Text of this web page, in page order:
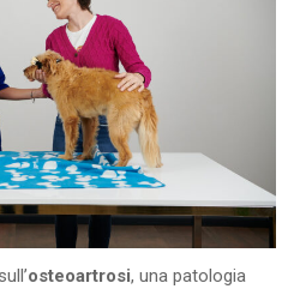
osteoartrosi, una patologia